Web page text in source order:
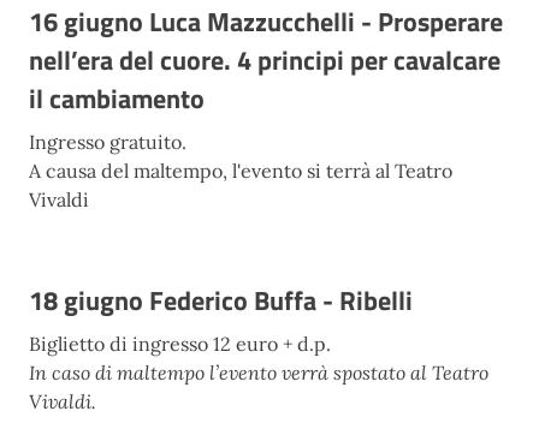
16 giugno Luca Mazzucchelli - Prosperare
nell’era del cuore. 4 principi per cavalcare
il cambiamento
Ingresso gratuito.
A causa del maltempo, l'evento si terrà al Teatro
Vivaldi
18 giugno Federico Buffa - Ribelli
Biglietto di ingresso 12 euro + d.p.
In caso di maltempo l’evento verrà spostato al Teatro
Vivaldi.